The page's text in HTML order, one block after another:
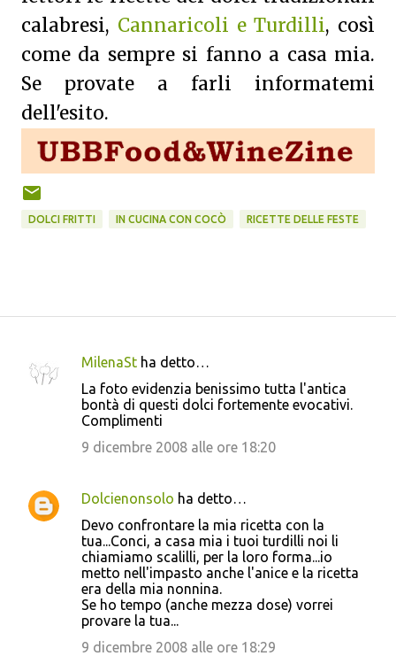
calabresi, Cannaricoli e Turdilli, così
come da sempre si fanno a casa mia.
Se provate a farli informatemi
dell'esito.
DOLCI FRITTI IN CUCINA CON COCÒ RICETTE DELLE FESTE
C
n
t
MilenaSt ha detto…
La foto evidenzia benissimo tutta l'antica
bontà di questi dolci fortemente evocativi.
Complimenti
9 dicembre 2008 alle ore 18:20
Dolcienonsolo ha detto…
Devo confrontare la mia ricetta con la
tua...Conci, a casa mia i tuoi turdilli noi li
chiamiamo scalilli, per la loro forma...io
metto nell'impasto anche l'anice e la ricetta
era della mia nonnina.
Se ho tempo (anche mezza dose) vorrei
provare la tua...
9 dicembre 2008 alle ore 18:29